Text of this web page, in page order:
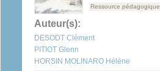
Ressource pédagogique
Auteur(s):
DESODT Clément
PITIOT Glenn
HORSIN MOLINARO Hélène